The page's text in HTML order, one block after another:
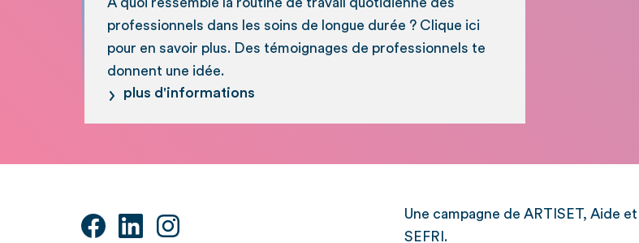
À quoi ressemble la routine de travail quotidienne des
professionnels dans les soins de longue durée ? Clique ici
pour en savoir plus. Des témoignages de professionnels te
donnent une idée.
plus d'informations
Une campagne de ARTISET, Aide
SEFRI.